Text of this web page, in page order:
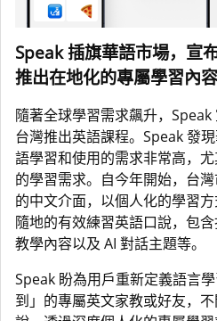
Speak 插旗華語市場，宣
推出在地化的專屬學習內容
隨著全球學習需求飆升，
台灣推出英語課程。Speak 發
語學習和使用的需求非常高，
的學習需求。自今年開始，台
的中文介面，以個人化的學習
隨地的有效練習英語口說，包
教學內容以及 AI 對話主題等。
Speak 盼為用戶重新定義語言
到」的專屬英文家教或好友，